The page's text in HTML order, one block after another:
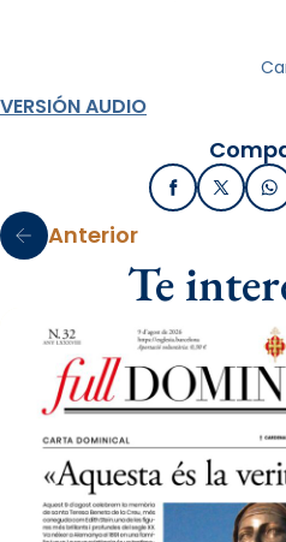
VERSIÓN AUDIO
Facebook
X /
Anterior
Te